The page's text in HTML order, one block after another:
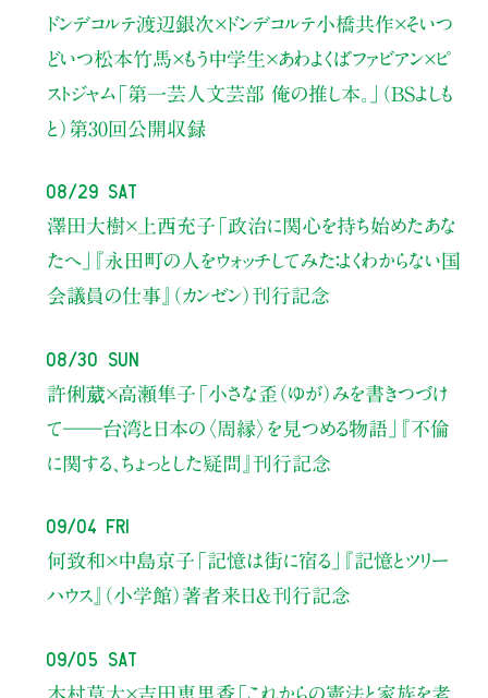
ドンデコルテ渡辺銀次×ドンデコルテ小橋共作×そいつ
どいつ松本竹馬×もう中学生×あわよくばファビアン×ピ
ストジャム「第一芸人文芸部 俺の推し本。」（BSよしも
と） 第30回公開収録
08/29 Sat
澤田大樹×上西充子 「政治に関心を持ち始めたあな
たへ」
『永田町の人をウォッチしてみた：よくわからない国
会議員の仕事』（カンゼン）刊行記念
08/30 Sun
許俐葳×高瀬隼子 「小さな歪（ゆが）みを書きつづけ
て――台湾と日本の〈周縁〉を見つめる物語」
『不倫
に関する、ちょっとした疑問』刊行記念
09/04 Fri
何致和×中島京子 「記憶は街に宿る」
『記憶とツリー
ハウス』（小学館）著者来日＆刊行記念
09/05 Sat
木村草太×吉田恵里香 「これからの憲法と家族を考